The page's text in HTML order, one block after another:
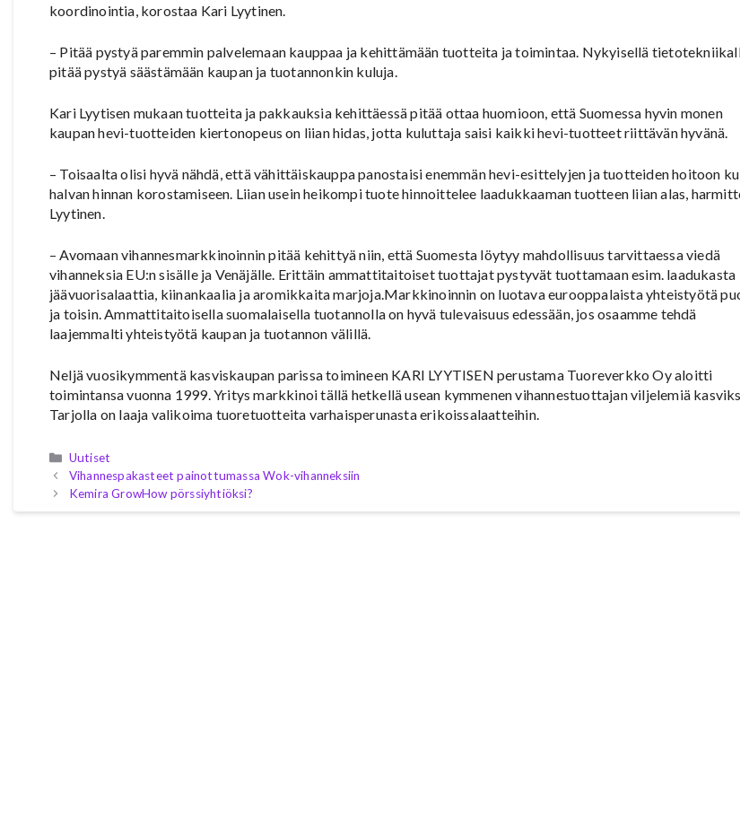
koordinointia, korostaa Kari Lyytinen.
– Pitää pystyä paremmin palvelemaan kauppaa ja kehittämään tuotteita ja toimintaa. Nykyisellä
pitää pystyä säästämään kaupan ja tuotannonkin kuluja.
Kari Lyytisen mukaan tuotteita ja pakkauksia kehittäessä pitää ottaa huomioon, että Suomessa hyvin monen
kaupan hevi-tuotteiden kiertonopeus on liian hidas, jotta kuluttaja saisi kaikki hevi-tuotteet riittävän hyvänä.
– Toisaalta olisi hyvä nähdä, että vähittäiskauppa panostaisi enemmän hevi-esittelyjen ja tuotteiden hoitoon
halvan hinnan korostamiseen. Liian usein heikompi tuote hinnoittelee laadukkaaman tuotteen liian alas,
Lyytinen.
– Avomaan vihannesmarkkinoinnin pitää kehittyä niin, että Suomesta löytyy mahdollisuus tarvittaessa viedä
vihanneksia EU:n sisälle ja Venäjälle. Erittäin ammattitaitoiset tuottajat pystyvät tuottamaan esim. laadukasta
jäävuorisalaattia, kiinankaalia ja aromikkaita marjoja.Markkinoinnin on luotava eurooppalaista yhteistyötä
ja toisin. Ammattitaitoisella suomalaisella tuotannolla on hyvä tulevaisuus edessään, jos osaamme tehdä
laajemmalti yhteistyötä kaupan ja tuotannon välillä.
Neljä vuosikymmentä kasviskaupan parissa toimineen KARI LYYTISEN perustama Tuoreverkko Oy aloitti
toimintansa vuonna 1999. Yritys markkinoi tällä hetkellä usean kymmenen vihannestuottajan viljelemiä
Tarjolla on laaja valikoima tuoretuotteita varhaisperunasta erikoissalaatteihin.
Kategoriat
Uutiset
Vihannespakasteet painottumassa Wok-vihanneksiin
Kemira GrowHow pörssiyhtiöksi?